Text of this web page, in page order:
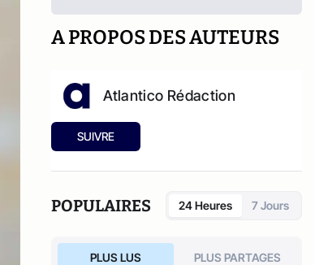
A PROPOS DES AUTEURS
Atlantico Rédaction
SUIVRE
POPULAIRES 24 Heures 7 Jours
PLUS LUS PLUS PARTAGES